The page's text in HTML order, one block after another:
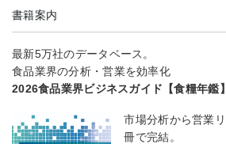
書籍案内
最新5万社のデータベース。
食品業界の分析・営業を効率化
2026食品業界ビジネスガイド【食糧年鑑】
市場分析から営業
冊で完結。